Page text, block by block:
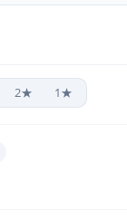
2★ 1★